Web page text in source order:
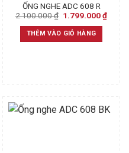
ỐNG NGHE ADC 608 R
2.100.000₫ Original
was:
2.100.000 ₫.
1.799.000₫
THÊM VÀO GIỎ HÀNG